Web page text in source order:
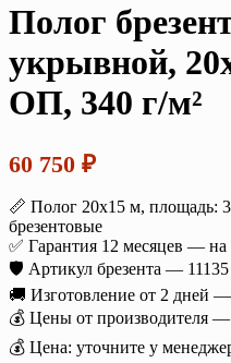
Полог
укрывной,
ОП, 340 г/м²
60 750 ₽
📏 Полог 20х15 м, площадь:
брезентовые
✅ Гарантия 12 месяцев —
🛡️ Артикул брезента —
🚚 Изготовление от 2 дней —
💰 Цены от производителя —
💰 Цена: уточните у